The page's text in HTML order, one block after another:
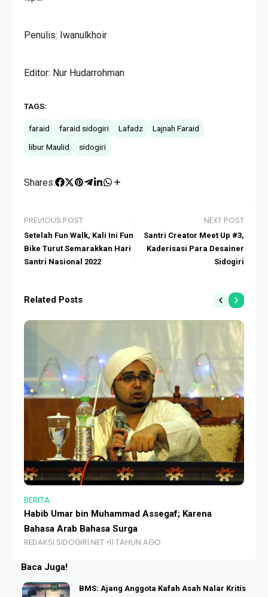
Penulis: Iwanulkhoir
Editor: Nur Hudarrohman
TAGS:
faraid faraid sidogiri Lafadz
Lajnah Faraid
libur Maulid
sidogiri
Shares:
PREVIOUS POST
Setelah Fun Walk, Kali Ini Fun
Bike Turut Semarakkan Hari
Santri Nasional 2022
NEXT POST
Santri Creator Meet Up #3,
Kaderisasi Para Desainer
Sidogiri
Related Posts
BERITA
Habib Umar bin Muhammad Assegaf; Karena
Bahasa Arab Bahasa Surga
REDAKSI SIDOGIRI.NET 11 TAHUN AGO
Baca Juga!
BMS: Ajang Anggota Kafah Asah Nalar Kritis